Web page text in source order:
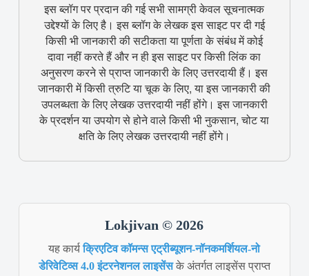
इस ब्लॉग पर प्रदान की गई सभी सामग्री केवल सूचनात्मक
उद्देश्यों के लिए है। इस ब्लॉग के लेखक इस साइट पर दी गई
किसी भी जानकारी की सटीकता या पूर्णता के संबंध में कोई
दावा नहीं करते हैं और न ही इस साइट पर किसी लिंक का
अनुसरण करने से प्राप्त जानकारी के लिए उत्तरदायी हैं। इस
जानकारी में किसी त्रुटि या चूक के लिए, या इस जानकारी की
उपलब्धता के लिए लेखक उत्तरदायी नहीं होंगे। इस जानकारी
के प्रदर्शन या उपयोग से होने वाले किसी भी नुकसान, चोट या
क्षति के लिए लेखक उत्तरदायी नहीं होंगे।
Lokjivan © 2026
यह कार्यक्रिएटिव कॉमन्स एट्रीब्यूशन-नॉनकमर्शियल-नो
डेरिवेटिव्स 4.0 इंटरनेशनल लाइसेंसके अंतर्गत लाइसेंस प्राप्त